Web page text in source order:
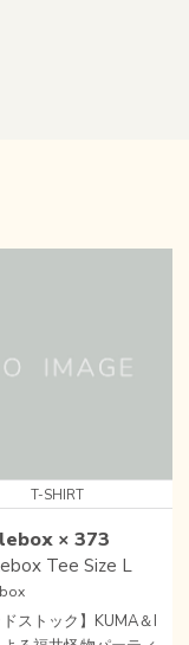
T-SHIRT
× 373
Tee Size L
ドストック】KUMA＆I